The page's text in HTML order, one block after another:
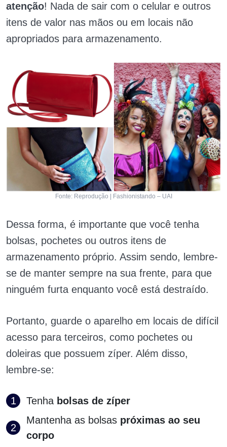
atenção! Nada de sair com o celular e outros
itens de valor nas mãos ou em locais não
apropriados para armazenamento.
Fonte: Reprodução | Fashionistando – UAI
Dessa forma, é importante que você tenha
bolsas, pochetes ou outros itens de
armazenamento próprio. Assim sendo, lembre-
se de manter sempre na sua frente, para que
ninguém furta enquanto você está destraído.
Portanto, guarde o aparelho em locais de difícil
acesso para terceiros, como pochetes ou
doleiras que possuem zíper. Além disso,
lembre-se:
Tenha bolsas de zíper
Mantenha as bolsas próximas ao seu
corpo